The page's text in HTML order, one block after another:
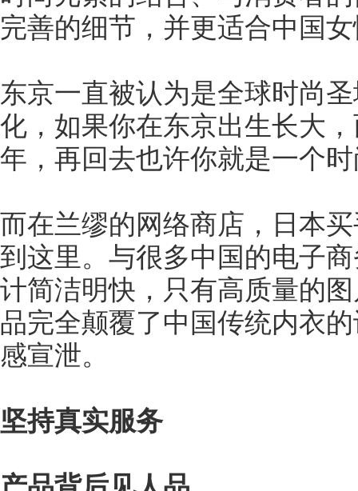
完善的细节，并更适合中国
东京一直被认为是全球时尚
化，如果你在东京出生长大
年，再回去也许你就是一个
而在兰缪的网络商店，日本
到这里。与很多中国的电子
计简洁明快，只有高质量的
品完全颠覆了中国传统内衣
感宣泄。
坚持真实服务